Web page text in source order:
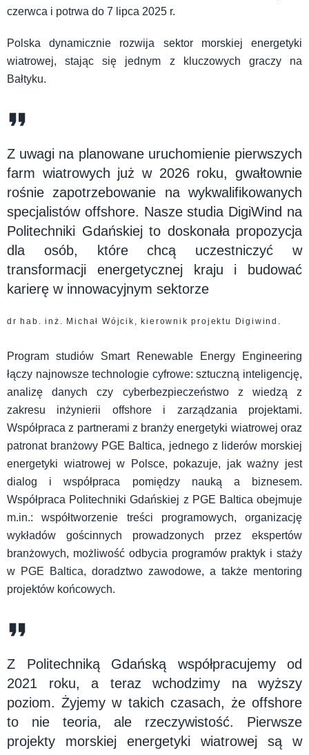
czerwca i potrwa do 7 lipca 2025 r.
Polska dynamicznie rozwija sektor morskiej energetyki
wiatrowej, stając się jednym z kluczowych graczy na
Bałtyku.
Z uwagi na planowane uruchomienie pierwszych
farm wiatrowych już w 2026 roku, gwałtownie
rośnie zapotrzebowanie na wykwalifikowanych
specjalistów offshore. Nasze studia DigiWind na
Politechniki Gdańskiej to doskonała propozycja
dla osób, które chcą uczestniczyć w
transformacji energetycznej kraju i budować
karierę w innowacyjnym sektorze
dr hab. inż. Michał Wójcik, kierownik projektu Digiwind.
Program studiów Smart Renewable Energy Engineering
łączy najnowsze technologie cyfrowe: sztuczną inteligencję,
analizę danych czy cyberbezpieczeństwo z wiedzą z
zakresu inżynierii offshore i zarządzania projektami.
Współpraca z partnerami z branży energetyki wiatrowej oraz
patronat branżowy PGE Baltica, jednego z liderów morskiej
energetyki wiatrowej w Polsce, pokazuje, jak ważny jest
dialog i współpraca pomiędzy nauką a biznesem.
Współpraca Politechniki Gdańskiej z PGE Baltica obejmuje
m.in.: współtworzenie treści programowych, organizację
wykładów gościnnych prowadzonych przez ekspertów
branżowych, możliwość odbycia programów praktyk i staży
w PGE Baltica, doradztwo zawodowe, a także mentoring
projektów końcowych.
Z Politechniką Gdańską współpracujemy od
2021 roku, a teraz wchodzimy na wyższy
poziom. Żyjemy w takich czasach, że offshore
to nie teoria, ale rzeczywistość. Pierwsze
projekty morskiej energetyki wiatrowej są w